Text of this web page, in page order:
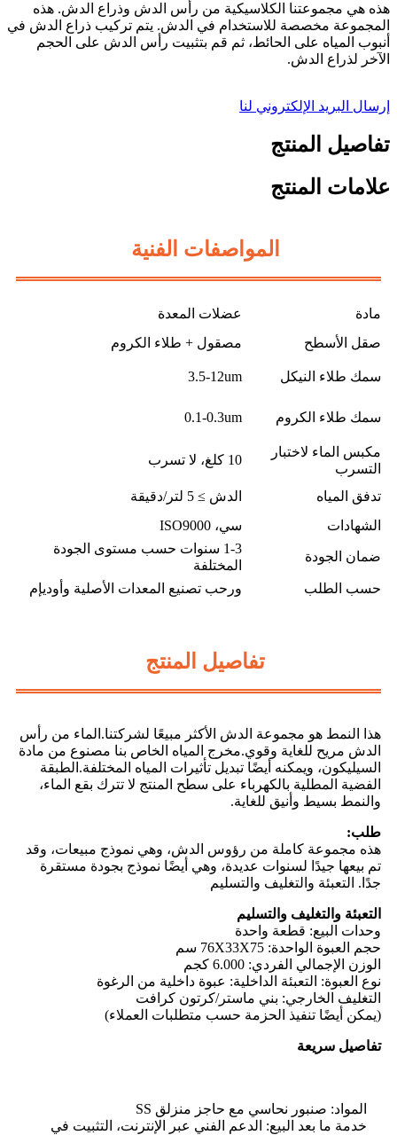
هذه هي مجموعتنا الكلاسيكية من رأس الدش وذراع الدش. هذه
المجموعة مخصصة للاستخدام في الدش. يتم تركيب ذراع الدش في
أنبوب المياه على الحائط، ثم قم بتثبيت رأس الدش على الحجم
الآخر لذراع الدش.
إرسال البريد الإلكتروني لنا
تفاصيل المنتج
علامات المنتج
المواصفات الفنية
مادة
عضلات المعدة
صقل الأسطح
مصقول + طلاء الكروم
سمك طلاء النيكل 3.5-12um
سمك طلاء الكروم 0.1-0.3um
مكبس الماء لاختبار
التسرب
10 كلغ، لا تسرب
تدفق المياه
الدش ≥ 5 لتر/دقيقة
الشهادات
سي، ISO9000
ضمان الجودة
1-3 سنوات حسب مستوى الجودة
المختلفة
حسب الطلب
ورحب تصنيع المعدات الأصلية وأوديإم
تفاصيل المنتج
هذا النمط هو مجموعة الدش الأكثر مبيعًا لشركتنا.الماء من رأس
الدش مريح للغاية وقوي.مخرج المياه الخاص بنا مصنوع من مادة
السيليكون، ويمكنه أيضًا تبديل تأثيرات المياه المختلفة.الطبقة
الفضية المطلية بالكهرباء على سطح المنتج لا تترك بقع الماء،
والنمط بسيط وأنيق للغاية.
طلب:
هذه مجموعة كاملة من رؤوس الدش، وهي نموذج مبيعات، وقد
تم بيعها جيدًا لسنوات عديدة، وهي أيضًا نموذج بجودة مستقرة
جدًا. التعبئة والتغليف والتسليم
التعبئة والتغليف والتسليم
وحدات البيع: قطعة واحدة
حجم العبوة الواحدة: 76X33X75 سم
الوزن الإجمالي الفردي: 6.000 كجم
نوع العبوة: التعبئة الداخلية: عبوة داخلية من الرغوة
التغليف الخارجي: بني ماستر/كرتون كرافت
(يمكن أيضًا تنفيذ الحزمة حسب متطلبات العملاء)
تفاصيل سريعة
المواد: صنبور نحاسي مع حاجز منزلق SS
خدمة ما بعد البيع: الدعم الفني عبر الإنترنت، التثبيت في